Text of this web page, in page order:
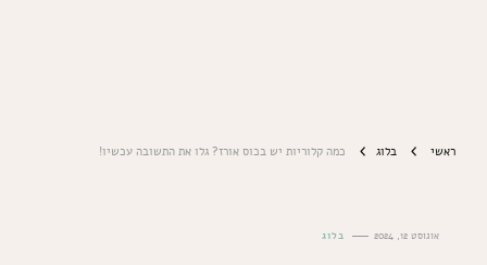
ראשי בלוג כמה קלוריות יש בכוס אורז? גלו את התשובה עכשיו!
אוגוסט 12, 2024 בלוג